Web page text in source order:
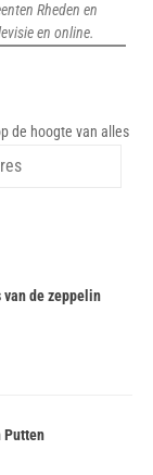
Rheden en
en online.
de hoogte van alles
van de zeppelin
Putten